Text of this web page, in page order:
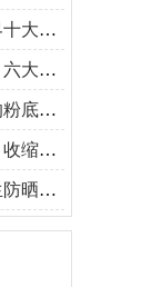
瓶排
植物
排行
孔的
排行